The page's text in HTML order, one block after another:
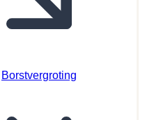
Borstvergroting